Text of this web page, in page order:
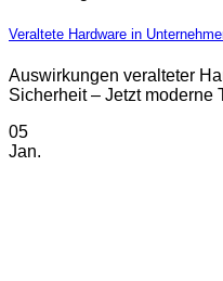
Veraltete Hardware in
Auswirkungen veralteter
Sicherheit – Jetzt moderne
05
Jan.